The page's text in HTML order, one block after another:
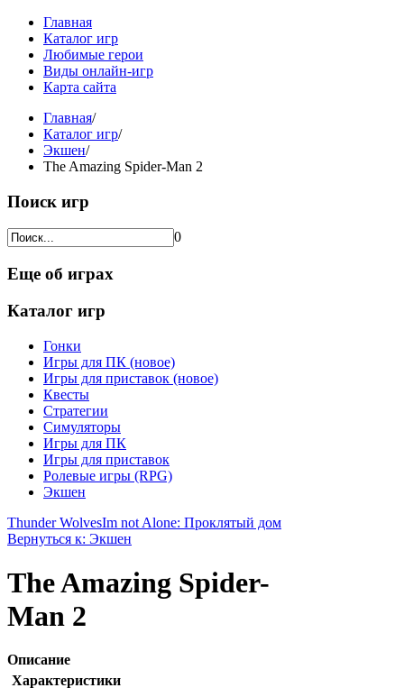
Главная
Каталог игр
Любимые герои
Виды онлайн-игр
Карта сайта
Главная/
Каталог игр/
Экшен/
The Amazing Spider-Man 2
Поиск игр
0
Еще об играх
Каталог игр
Гонки
Игры для ПК (новое)
Игры для приставок (новое)
Квесты
Стратегии
Симуляторы
Игры для ПК
Игры для приставок
Ролевые игры (RPG)
Экшен
Thunder WolvesIm not Alone: Проклятый дом
Вернуться к: Экшен
The Amazing Spider-
Man 2
Описание
Характеристики